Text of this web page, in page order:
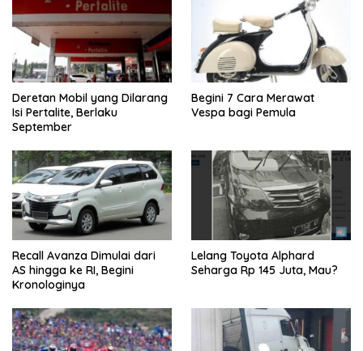
Deretan Mobil yang Dilarang
Isi Pertalite, Berlaku
September
Begini 7 Cara Merawat
Vespa bagi Pemula
Recall Avanza Dimulai dari
AS hingga ke RI, Begini
Kronologinya
Lelang Toyota Alphard
Seharga Rp 145 Juta, Mau?